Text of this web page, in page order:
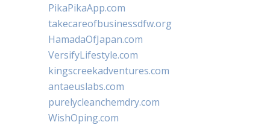
PikaPikaApp.com
takecareofbusinessdfw.org
HamadaOfJapan.com
VersifyLifestyle.com
kingscreekadventures.com
antaeuslabs.com
purelycleanchemdry.com
WishOping.com